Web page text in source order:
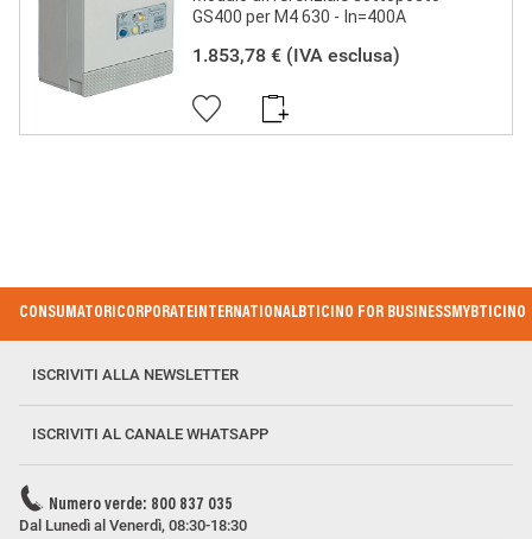
GS400 per M4 630 - In=400A
1.853,78 € (IVA esclusa)
Footer Menu
CONSUMATORICORPORATEINTERNATIONALBTICINO FOR BUSINESSMYBTICINO
ISCRIVITI ALLA NEWSLETTER
ISCRIVITI AL CANALE WHATSAPP
Numero verde: 800 837 035
Dal Lunedì al Venerdì, 08:30-18:30